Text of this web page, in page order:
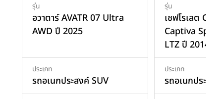
รุ่น
อวาตาร์ AVATR 07 Ultra
AWD ปี 2025
ประเภท
รถอเนกประสงค์ SUV
รุ่น
เชฟโรเลต
Captiva
LTZ ปี 2014
ประเภท
รถอเนกประสง